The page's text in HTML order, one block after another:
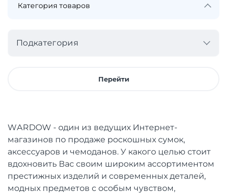
Подкатегория
Перейти
WАRDOW - один из ведущих Интернет-
магазинов по продаже роскошных сумок,
аксессуаров и чемоданов. У какого целью стоит
вдохновить Вас своим широким ассортиментом
престижных изделий и современных деталей,
модных предметов с особым чувством,